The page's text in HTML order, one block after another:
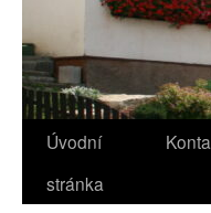
Přejít
Úvodní
stránka